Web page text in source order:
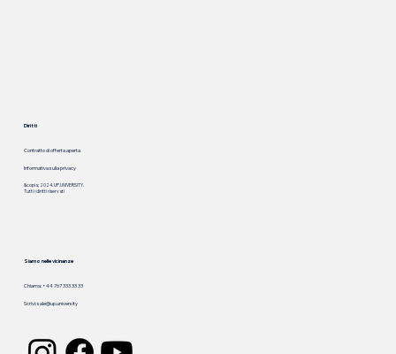
Diritti
Contratto di offerta aperta
Informativa sulla privacy
&copia; 2024. UP.UNIVERSITY.
Tutti i diritti riservati
Siamo nelle vicinanze
Scrivi:sale@up.university
Chiama: +44 767 333 33 33